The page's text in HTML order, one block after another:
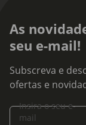
As
seu e-mail!
Subscreva e
ofertas e
Insira o seu e-
mail